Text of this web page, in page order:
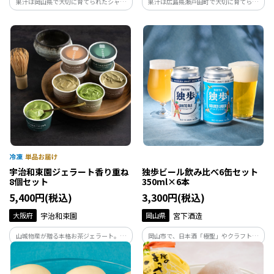
ンマスカットのみを使用。華やかな香り
と甘みをお楽しみください。果汁3%／ア
ルコール分3%。
た瀬戸田レモンのみで作ったチューハイ
です。澄んだ味わいをお楽しみください。
果汁3%／アルコール分3%。
宇治和束園ジェラート香り重ね
8個セット
5,400円(税込)
大阪府 宇治和束園
山城物産が贈る本格お茶ジェラート。宇
治抹茶や抹茶山椒、浅炒りほうじ茶、ほ
うじシナモンなど、茶葉の香りと素材が
調和した“お茶屋ならでは”の贅沢スイー
独歩ビール飲み比べ6缶セット
350ml×6本
3,300円(税込)
岡山県 宮下酒造
岡山市で、日本酒「極聖」やクラフトビ
ール「独歩」、シングルモルトウイスキ
ー「岡山」等を手がける宮下酒造がつく
った新しい缶ビール、ゴールデンラガー